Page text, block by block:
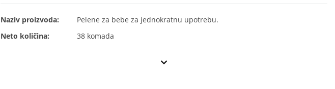
Naziv proizvoda:
Pelene za bebe za jednokratnu upotrebu.
Neto količina:
38 komada